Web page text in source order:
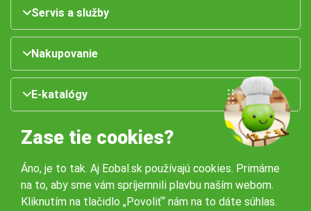
Servis a služby
Nakupovanie
E-katalógy
Zase tie cookies?
Áno, je to tak. Aj Eobal.sk používajú cookies. Primárne
na to, aby sme vám spríjemnili plavbu naším webom.
Kliknutím na tlačidlo „Povoliť“ nám na to dáte súhlas.